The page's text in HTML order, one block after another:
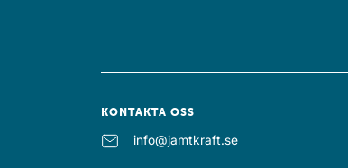
KONTAKTA OSS
E-post:
info@jamtkraft.se